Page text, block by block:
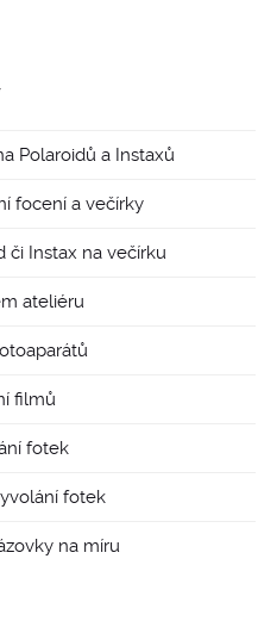
Polaroidů a Instaxů
focení a večírky
či Instax na večírku
ateliéru
filmů
fotek
fotek
na míru